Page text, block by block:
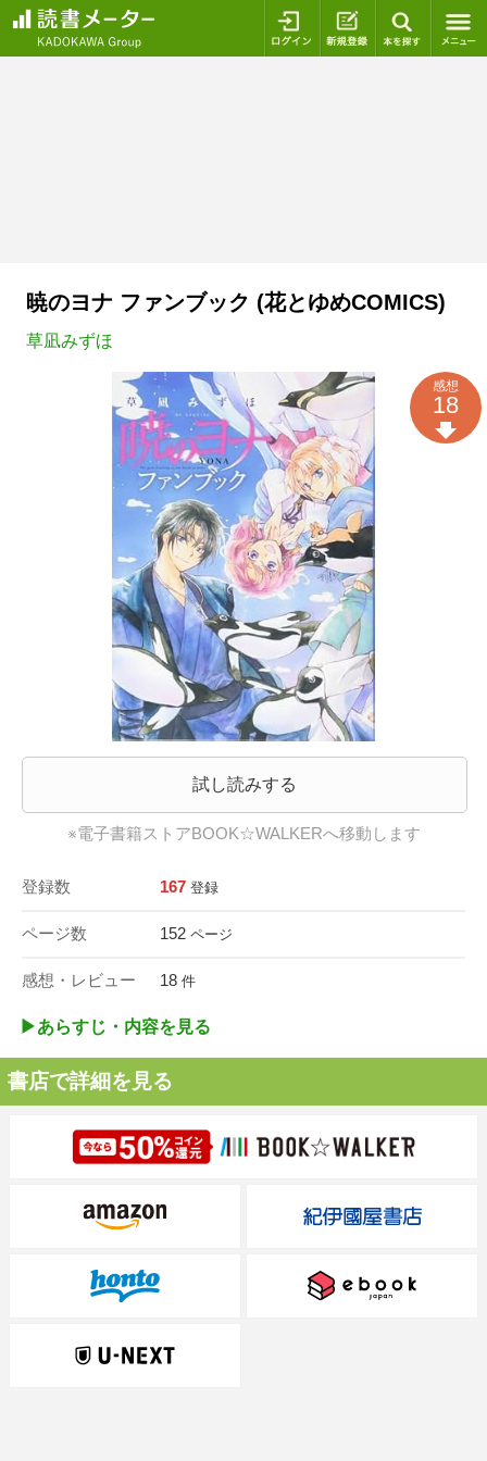
ログイン 新規登録
暁のヨナ ファンブック (花とゆめCOMICS)
草凪みずほ
試し読みする
※電子書籍ストアBOOK☆WALKERへ移動します
登録数 167 登録
ページ数 152 ページ
感想・レビュー 18 件
感想
18
▶︎あらすじ・内容を見る
書店で詳細を見る